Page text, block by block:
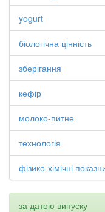
yogurt
біологічна цінність
зберігання
кефір
молоко-питне
технологія
фізико-хімічні
за датою випуску